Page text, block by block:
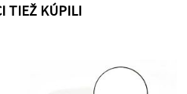
TIEŽ KÚPILI